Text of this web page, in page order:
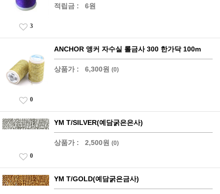
적립금 : 6원
3
ANCHOR 앵커 자수실 롤금사 300 한가닥 100m
상품가 : 6,300원 (0)
0
YM T/SILVER(예담굵은은사)
상품가 : 2,500원 (0)
0
YM T/GOLD(예담굵은금사)